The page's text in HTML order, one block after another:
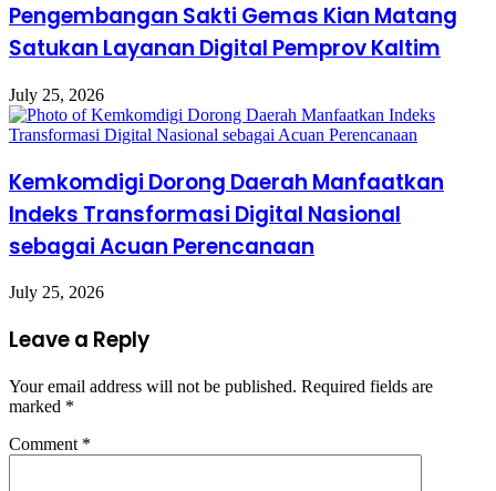
Pengembangan Sakti Gemas Kian Matang
Satukan Layanan Digital Pemprov Kaltim
July 25, 2026
Kemkomdigi Dorong Daerah Manfaatkan
Indeks Transformasi Digital Nasional
sebagai Acuan Perencanaan
July 25, 2026
Leave a Reply
Your email address will not be published. Required fields are
marked *
Comment *